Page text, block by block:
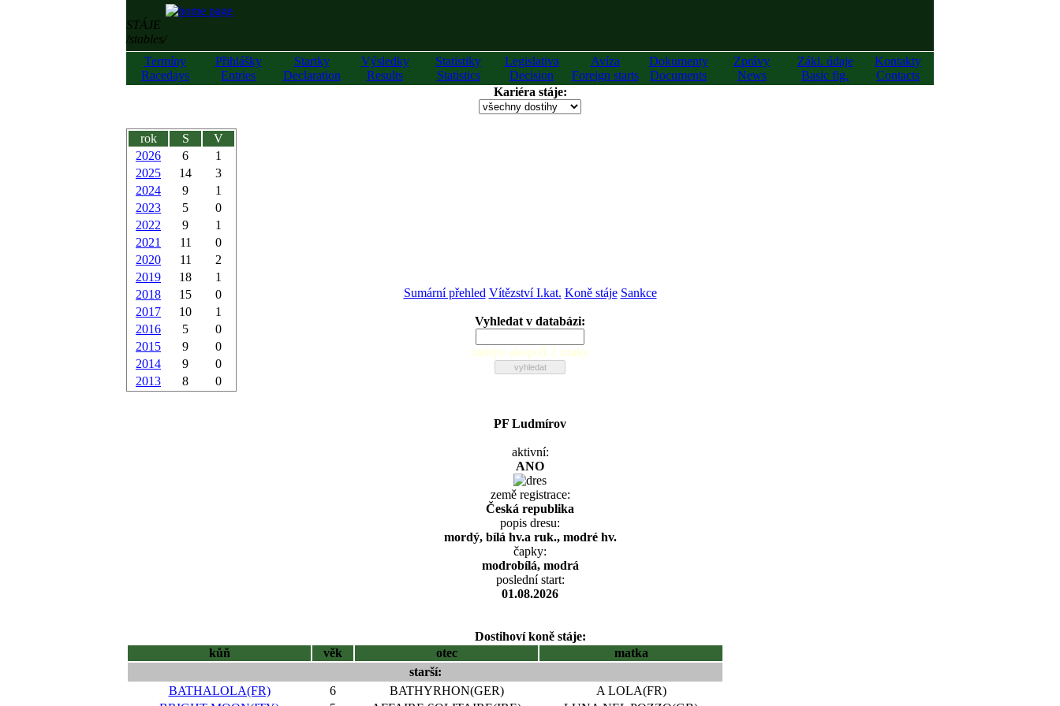
STÁJE
/stables/
Termíny
Racedays
Přihlášky
Entries
Startky
Declaration
Výsledky
Results
Statistiky
Statistics
Legislativa
Decision
Avíza
Foreign starts
Dokumenty
Documents
Zprávy
News
Zákl. údaje
Basic fig.
Kontakty
Contacts
Kariéra stáje:
rok S
V
2026
6
1
2025
14
3
2024
9
1
2023
5
0
2022
9
1
2021
11
0
2020
11
2
2019
18
1
2018
15
0
2017
10
1
2016
5
0
2015
9
0
2014
9
0
2013
8 0
Sumární přehled Vítězství I.kat. Koně stáje Sankce
Vyhledat v databázi:
zadejte alespoň 2 znaky
PF Ludmírov
aktivní:
ANO
země registrace:
Česká republika
popis dresu:
mordý, bílá hv.a ruk., modré hv.
čapky:
modrobílá, modrá
poslední start:
01.08.2026
Dostihoví koně stáje:
kůň
věk otec
matka
starší:
BATHALOLA(FR)
6 BATHYRHON(GER)
A LOLA(FR)